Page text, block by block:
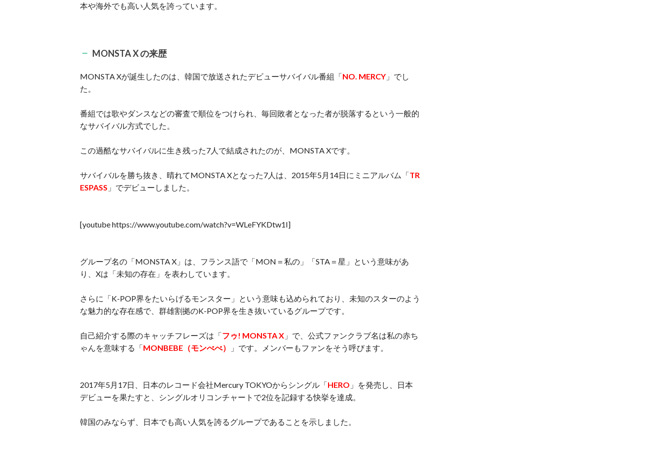
本や海外でも高い人気を誇っています。
MONSTA X の来歴
MONSTA Xが誕生したのは、韓国で放送されたデビューサバイバル番組「NO. MERCY 」でし
た。
番組では歌やダンスなどの審査で順位をつけられ、毎回敗者となった者が脱落するという一般的
なサバイバル方式でした。
この過酷なサバイバルに生き残った7人で結成されたのが、MONSTA Xです。
サバイバルを勝ち抜き、晴れてMONSTA Xとなった7人は、2015年5月14日にミニアルバム「TR
ESPASS 」でデビューしました。
[youtube https://www.youtube.com/watch?v=WLeFYKDtw1I]
グループ名の「MONSTA X」は、フランス語で「MON＝私の」「STA＝星」という意味があ
り、Xは「未知の存在」を表わしています。
さらに「K-POP界をたいらげるモンスター」という意味も込められており、未知のスターのよう
な魅力的な存在感で、群雄割拠のK-POP界を生き抜いているグループです。
自己紹介する際のキャッチフレーズは「フゥ! MONSTA X 」で、公式ファンクラブ名は私の赤ち
ゃんを意味する「MONBEBE（モンべべ） 」です。メンバーもファンをそう呼びます。
2017年5月17日、日本のレコード会社Mercury TOKYOからシングル「HERO 」を発売し、日本
デビューを果たすと、シングルオリコンチャートで2位を記録する快挙を達成。
韓国のみならず、日本でも高い人気を誇るグループであることを示しました。